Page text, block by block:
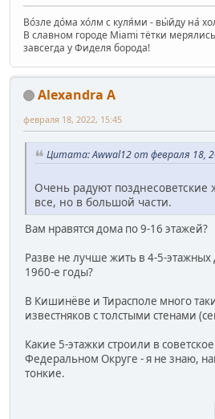
Во́зле до́ма хо́лм с куля́ми - вы́йду на́
В славном городе Miami тётки
завсегда у Фиделя борода!
Alexandra A
февраля 18, 2022, 15:45
Цитата: Awwal12 от февраля 18,
Очень радуют
все, но в большой части.
Вам нравятся дома по 9-16 этажей?
Разве не лучше жить в 4-5-этажных
1960-е годы?
В Кишинёве и Тирасполе много
известняков с толстыми стенами
Какие 5-этажки строили в
Федеральном Округе - я не знаю,
тонкие.